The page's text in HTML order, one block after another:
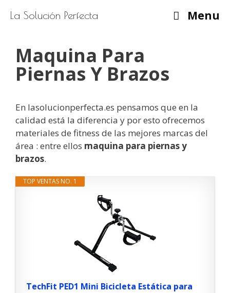
La Solución Perfecta Menu
Maquina Para
Piernas Y Brazos
En lasolucionperfecta.es pensamos que en la
calidad está la diferencia y por esto ofrecemos
materiales de fitness de las mejores marcas del
área : entre ellos maquina para piernas y
brazos.
TOP VENTAS NO. 1
TechFit PED1 Mini Bicicleta Estática para